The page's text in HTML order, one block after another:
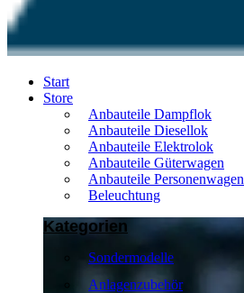
Start
Store
Anbauteile Dampflok
Anbauteile Diesellok
Anbauteile Elektrolok
Anbauteile Güterwagen
Anbauteile Personenwagen
Beleuchtung
Kategorien
Sondermodelle
Anlagenzubehör